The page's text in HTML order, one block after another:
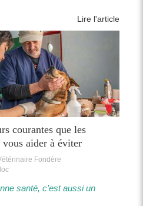
Lire l'article
courantes que les
aider à éviter
Fondère
santé, c’est aussi un